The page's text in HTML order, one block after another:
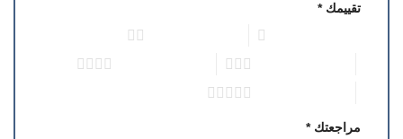
تقييمك*
مراجعتك*